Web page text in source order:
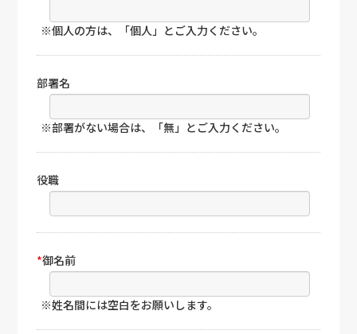
※個人の方は、「個人」とご入力ください。
部署名
※部署がない場合は、「無」とご入力ください。
役職
*御名前
※姓名間には空白をお願いします。